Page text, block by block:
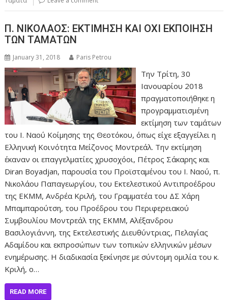
Π. ΝΙΚΟΛΑΟΣ: ΕΚΤΙΜΗΣΗ ΚΑΙ ΟΧΙ ΕΚΠΟΙΗΣΗ
ΤΩΝ ΤΑΜΑΤΩΝ
January 31, 2018 Paris Petrou
Την Τρίτη, 30
Ιανουαρίου 2018
πραγματοποιήθηκε η
προγραμματισμένη
εκτίμηση των ταμάτων
του Ι. Ναού Κοίμησης της Θεοτόκου, όπως είχε εξαγγείλει η
Ελληνική Κοινότητα Μείζονος Μοντρεάλ. Την εκτίμηση
έκαναν οι επαγγελματίες χρυσοχόοι, Πέτρος Σάκαρης και
Diran Boyadjan, παρουσία του Προϊσταμένου του Ι. Ναού, π.
Νικολάου Παπαγεωργίου, του Εκτελεστικού Αντιπροέδρου
της ΕΚΜΜ, Ανδρέα Κριλή, του Γραμματέα του ΔΣ Χάρη
Μπαμπαρούτση, του Προέδρου του Περιφερειακού
Συμβουλίου Μοντρεάλ της ΕΚΜΜ, Αλέξανδρου
Βασιλογιάννη, της Εκτελεστικής Διευθύντριας, Πελαγίας
Αδαμίδου και εκπροσώπων των τοπικών ελληνικών μέσων
ενημέρωσης. Η διαδικασία ξεκίνησε με σύντομη ομιλία του κ.
Κριλή, ο…
READ MORE